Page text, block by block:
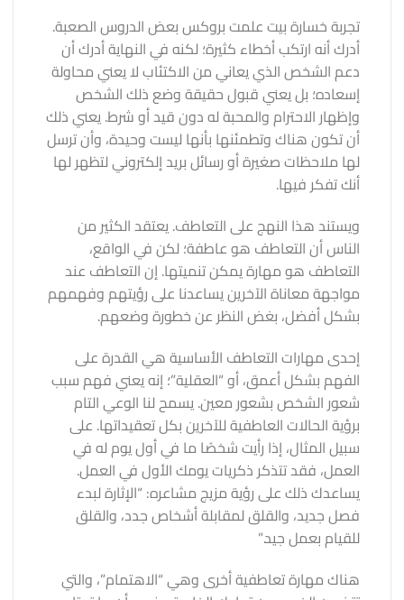
تجربة خسارة بيت علمت بروكس بعض الدروس الصعبة.
أدرك أنه ارتكب أخطاء كثيرة؛ لكنه في النهاية أدرك أن
دعم الشخص الذي يعاني من الاكتئاب لا يعني محاولة
إسعاده؛ بل يعني قبول حقيقة وضع ذلك الشخص
وإظهار الاحترام والمحبة له دون قيد أو شرط. يعني ذلك
أن تكون هناك وتطمئنها بأنها ليست وحيدة، وأن ترسل
لها ملاحظات صغيرة أو رسائل بريد إلكتروني لتظهر لها
أنك تفكر فيها.
ويستند هذا النهج على التعاطف. يعتقد الكثير من
الناس أن التعاطف هو عاطفة؛ لكن في الواقع،
التعاطف هو مهارة يمكن تنميتها. إن التعاطف عند
مواجهة معاناة الآخرين يساعدنا على رؤيتهم وفهمهم
بشكل أفضل، بغض النظر عن خطورة وضعهم.
إحدى مهارات التعاطف الأساسية هي القدرة على
الفهم بشكل أعمق، أو “العقلية”؛ إنه يعني فهم سبب
شعور الشخص بشعور معين. يسمح لنا الوعي التام
برؤية الحالات العاطفية للآخرين بكل تعقيداتها. على
سبيل المثال، إذا رأيت شخصًا ما في أول يوم له في
العمل، فقد تتذكر ذكريات يومك الأول في العمل.
يساعدك ذلك على رؤية مزيج مشاعره: “الإثارة لبدء
فصل جديد، والقلق لمقابلة أشخاص جدد، والقلق
للقيام بعمل جيد.”
هناك مهارة تعاطفية أخرى وهي “الاهتمام”، والتي